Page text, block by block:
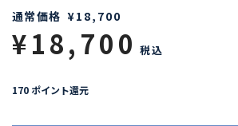
通常価格 ¥18,700
¥18,700 税込
170 ポイント還元